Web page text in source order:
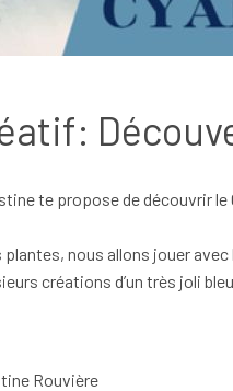
te propose de découvrir
nous allons jouer avec
créations d’un très joli
Rouvière